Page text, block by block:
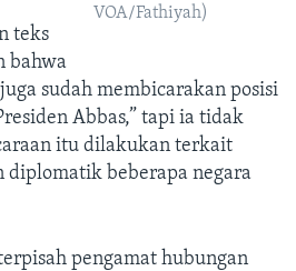
VOA/Fathiyah)
teks
bahwa
sudah membicarakan posisi
Abbas,” tapi ia tidak
itu dilakukan terkait
diplomatik beberapa negara
pengamat hubungan